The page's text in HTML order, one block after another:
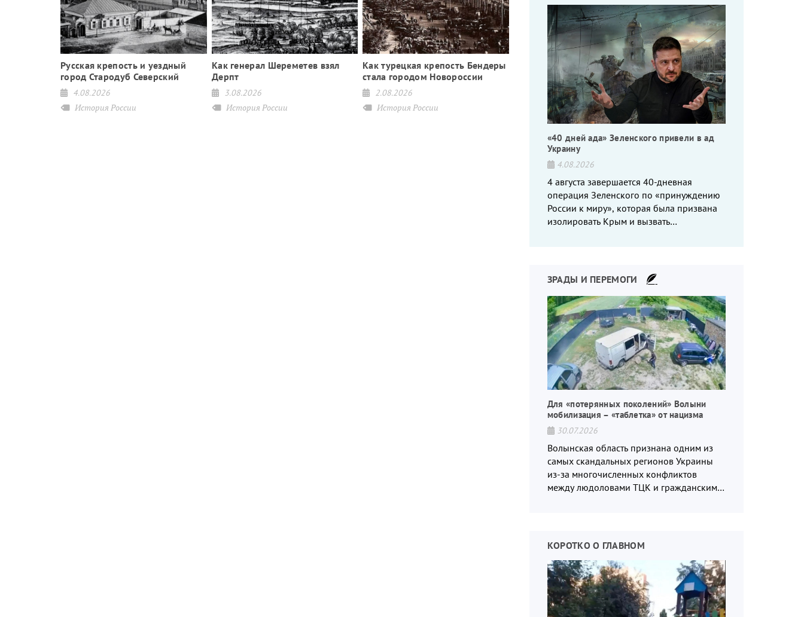
Русская крепость и уездный
город Стародуб Северский
4.08.2026
История России
Как генерал Шереметев взял
Дерпт
3.08.2026
История России
Как турецкая крепость Бендеры
стала городом Новороссии
2.08.2026
История России
«40 дней ада» Зеленского привели в ад
Украину
4.08.2026
4 августа завершается 40-дневная
операция Зеленского по «принуждению
России к миру», которая была призвана
изолировать Крым и вызвать
ЗРАДЫ И ПЕРЕМОГИ
Для «потерянных поколений» Волыни
мобилизация – «таблетка» от нацизма
30.07.2026
Волынская область признана одним из
самых скандальных регионов Украины
из-за многочисленных конфликтов
между людоловами ТЦК и гражданским
КОРОТКО О ГЛАВНОМ